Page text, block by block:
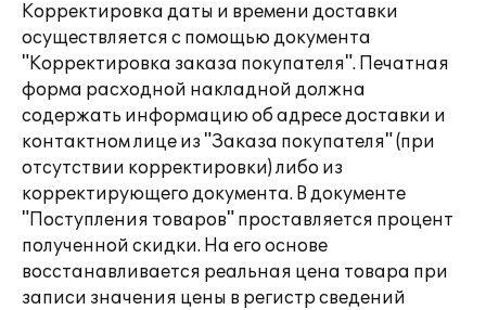
Корректировка даты и времени доставки
осуществляется с помощью документа
"Корректировка заказа покупателя". Печатная
форма расходной накладной должна
содержать информацию об адресе доставки и
контактном лице из "Заказа покупателя" (при
отсутствии корректировки) либо из
корректирующего документа. В документе
"Поступления товаров" проставляется процент
полученной скидки. На его основе
восстанавливается реальная цена товара при
записи значения цены в регистр сведений